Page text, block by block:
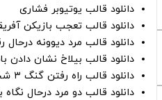
دانلود قالب یوتیوبر فشاری
دانلود قالب تعجب بازیکن
دانلود قالب مرد دیوونه
دانلود قالب بیلاخ نشان دادن
دانلود قالب راه رفتن گنگ ۳ شخصیت(پرده سبز)
دانلود قالب دو مرد درحال